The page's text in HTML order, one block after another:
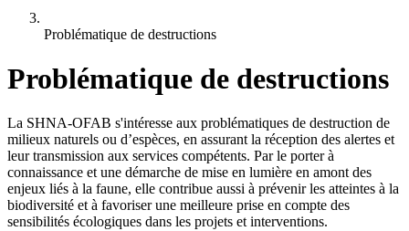
Problématique de destructions
Problématique de destructions
La SHNA-OFAB s'intéresse aux problématiques de destruction de
milieux naturels ou d’espèces, en assurant la réception des alertes et
leur transmission aux services compétents. Par le porter à
connaissance et une démarche de mise en lumière en amont des
enjeux liés à la faune, elle contribue aussi à prévenir les atteintes à la
biodiversité et à favoriser une meilleure prise en compte des
sensibilités écologiques dans les projets et interventions.